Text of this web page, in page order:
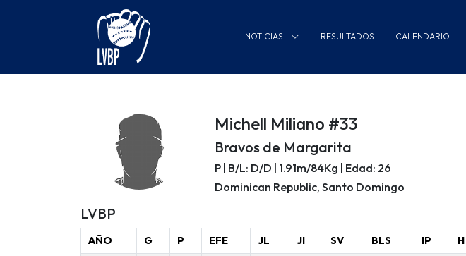
NOTICIAS RESULTADOS CALENDARIO
Michell Miliano #33
Bravos de Margarita
P | B/L: D/D | 1.91m/84Kg | Edad: 26
Dominican Republic, Santo Domingo
LVBP
AÑO G P EFE JL JI SV BLS IP H